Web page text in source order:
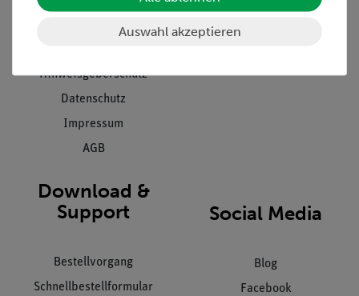
Stellenangebote
Hinweisgeberschutz
Datenschutz
Impressum
AGB
Download &
Support
Bestellvorgang
Schnellbestellformular
Social Media
Blog
Facebook
Auswahl akzeptieren